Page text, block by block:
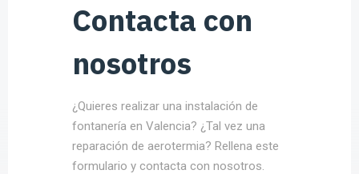
Contacta con
nosotros
¿Quieres realizar una instalación de
fontanería en Valencia? ¿Tal vez una
reparación de aerotermia? Rellena este
formulario y contacta con nosotros.